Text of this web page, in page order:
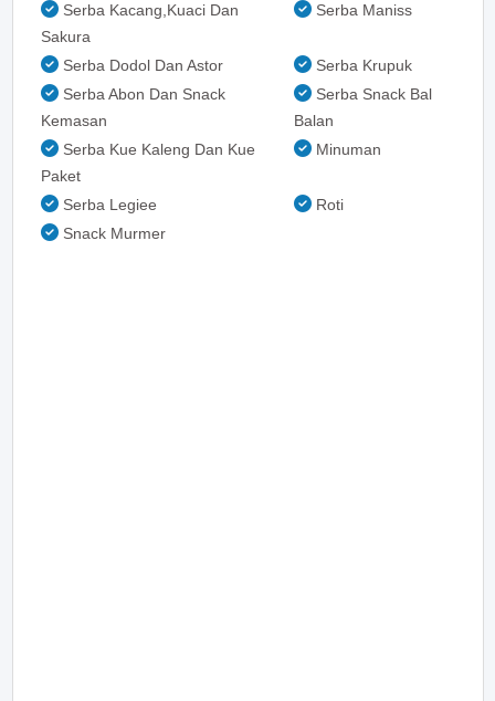
Serba Kacang,Kuaci Dan
Sakura
Serba Maniss
Serba Dodol Dan Astor
Serba Krupuk
Serba Abon Dan Snack
Kemasan
Serba Snack Bal
Balan
Serba Kue Kaleng Dan Kue
Paket
Minuman
Serba Legiee
Roti
Snack Murmer